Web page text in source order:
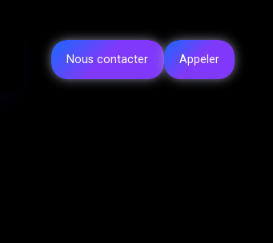
Nous contacter Appeler